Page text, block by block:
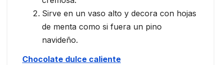
Sirve en un vaso alto y decora con hojas
de menta como si fuera un pino
navideño.
Chocolate dulce caliente